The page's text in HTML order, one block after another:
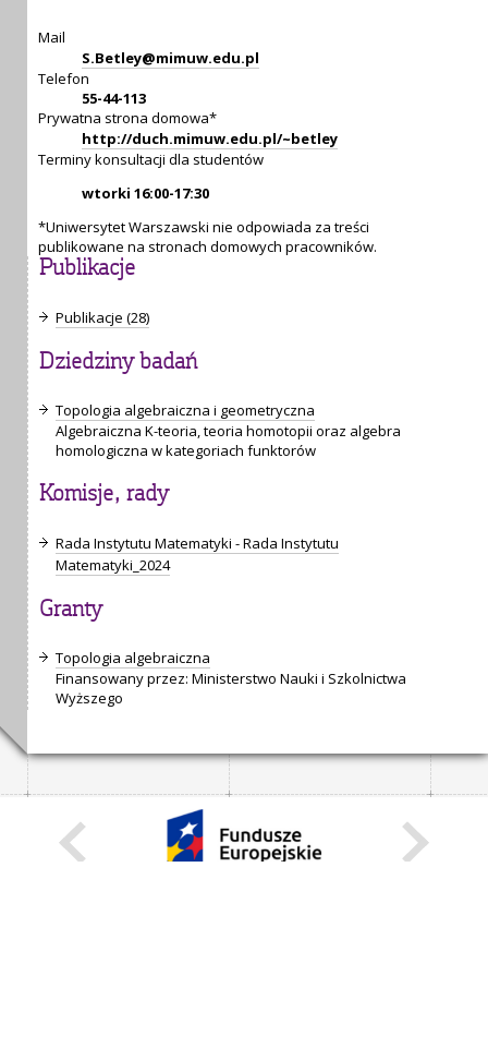
Mail
S.Betley@mimuw.edu.pl
Telefon
55-44-113
Prywatna strona domowa*
http://duch.mimuw.edu.pl/~betley
Terminy konsultacji dla studentów
wtorki 16:00-17:30
*Uniwersytet Warszawski nie odpowiada za treści
publikowane na stronach domowych pracowników.
Publikacje
Publikacje (28)
Dziedziny badań
Topologia algebraiczna i geometryczna
Algebraiczna K-teoria, teoria homotopii oraz algebra
homologiczna w kategoriach funktorów
Komisje, rady
Rada Instytutu Matematyki - Rada Instytutu
Matematyki_2024
Granty
Topologia algebraiczna
Finansowany przez: Ministerstwo Nauki i Szkolnictwa
Wyższego